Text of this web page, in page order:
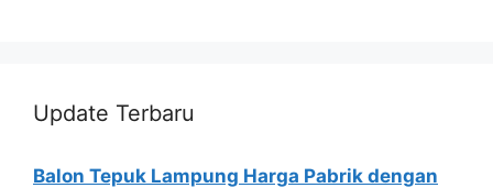
Update Terbaru
Balon Tepuk Lampung Harga Pabrik dengan